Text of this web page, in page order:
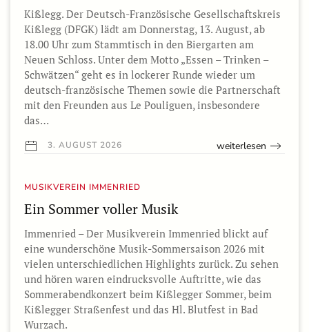
Kißlegg. Der Deutsch-Französische Gesellschaftskreis
Kißlegg (DFGK) lädt am Donnerstag, 13. August, ab
18.00 Uhr zum Stammtisch in den Biergarten am
Neuen Schloss. Unter dem Motto „Essen – Trinken –
Schwätzen“ geht es in lockerer Runde wieder um
deutsch-französische Themen sowie die Partnerschaft
mit den Freunden aus Le Pouliguen, insbesondere
das…
3. AUGUST 2026 weiterlesen
MUSIKVEREIN IMMENRIED
Ein Sommer voller Musik
Immenried – Der Musikverein Immenried blickt auf
eine wunderschöne Musik-Sommersaison 2026 mit
vielen unterschiedlichen Highlights zurück. Zu sehen
und hören waren eindrucksvolle Auftritte, wie das
Sommerabendkonzert beim Kißlegger Sommer, beim
Kißlegger Straßenfest und das Hl. Blutfest in Bad
Wurzach.